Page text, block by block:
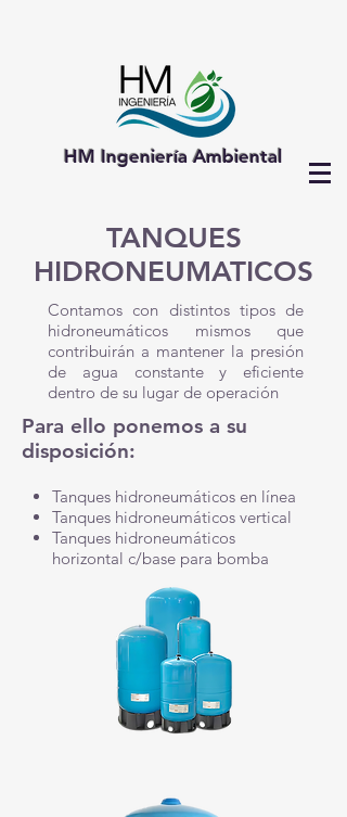
HM Ingeniería Ambiental
TANQUES
HIDRONEUMATICOS
Contamos con distintos tipos de
hidroneumáticos mismos que
contribuirán a mantener la presión
de agua constante y eficiente
dentro de su lugar de operación
Para ello ponemos a su
disposición:
Tanques hidroneumáticos en línea
Tanques hidroneumáticos vertical
Tanques hidroneumáticos
horizontal c/base para bomba